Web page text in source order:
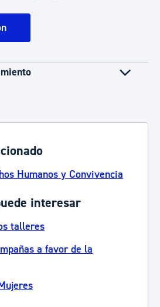
Humanos y Convivencia
interesar
talleres
a favor de la